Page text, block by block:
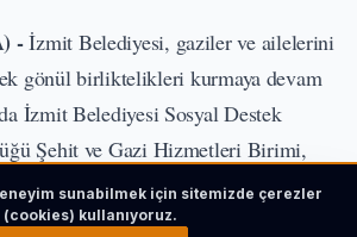
-İzmit Belediyesi, gaziler ve ailelerini
gönül birliktelikleri kurmaya devam
İzmit Belediyesi Sosyal Destek
Şehit ve Gazi Hizmetleri Birimi,
eden Kıbrıs Gazileri ve ailelerini ziyaret
Kıbrıs Gazileri Abdullah Alyörük
sunabilmek için sitemizde çerezler
(cookies) kullanıyoruz.